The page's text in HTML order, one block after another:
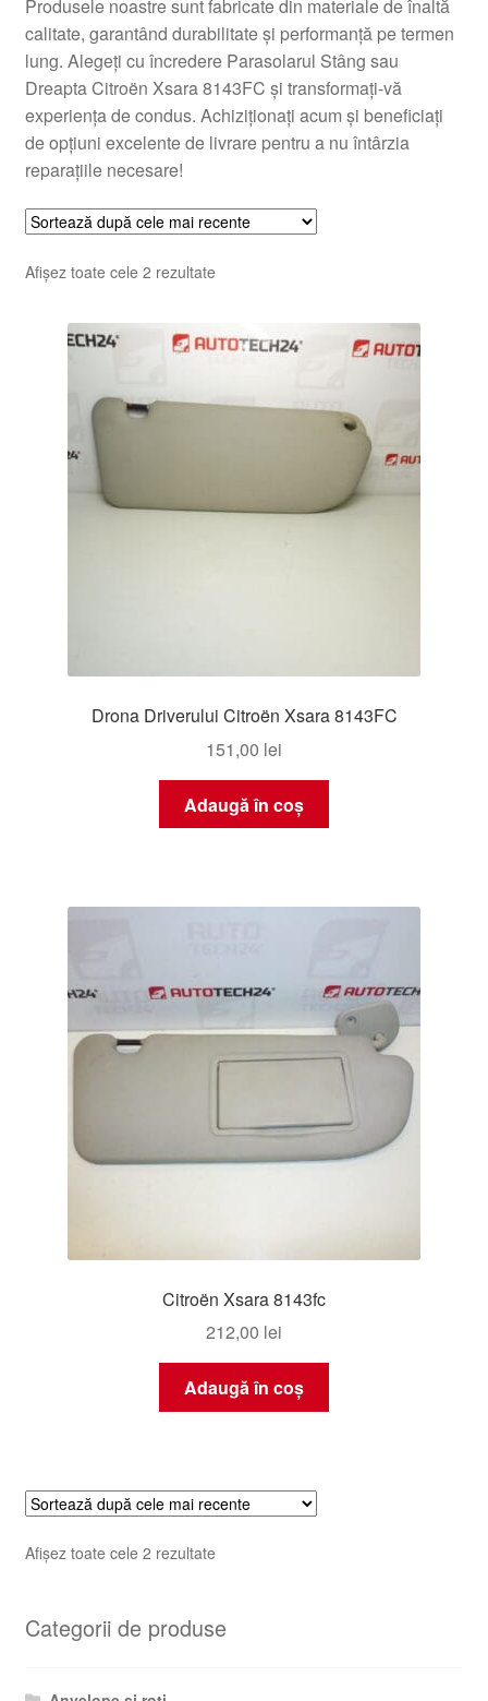
Politică de confidențialitate
Procedura de reclamație
Termeni si conditii
Produsele noastre sunt fabricate din materiale de înaltă
calitate, garantând durabilitate și performanță pe termen
lung. Alegeți cu încredere Parasolarul Stâng sau
Dreapta Citroën Xsara 8143FC și transformați-vă
experiența de condus. Achiziționați acum și beneficiați
de opțiuni excelente de livrare pentru a nu întârzia
reparațiile necesare!
Afișez toate cele 2 rezultateSortat
mai
Drona Driverului Citroën Xsara 8143FC
151,00 lei
Adaugă în coș
Citroën Xsara 8143fc
212,00 lei
Adaugă în coș
Afișez toate cele 2 rezultateSortat
mai
Categorii de produse